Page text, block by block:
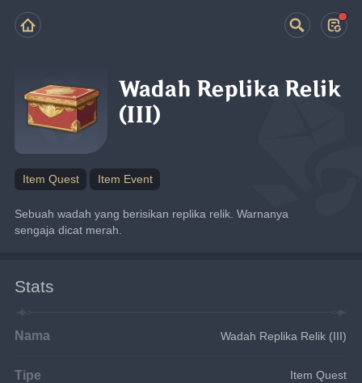
Wadah Replika Relik
(III)
Item Quest Item Event
Sebuah wadah yang berisikan replika relik. Warnanya
sengaja dicat merah.
Stats
Nama Wadah Replika Relik (III)
Tipe Item Quest